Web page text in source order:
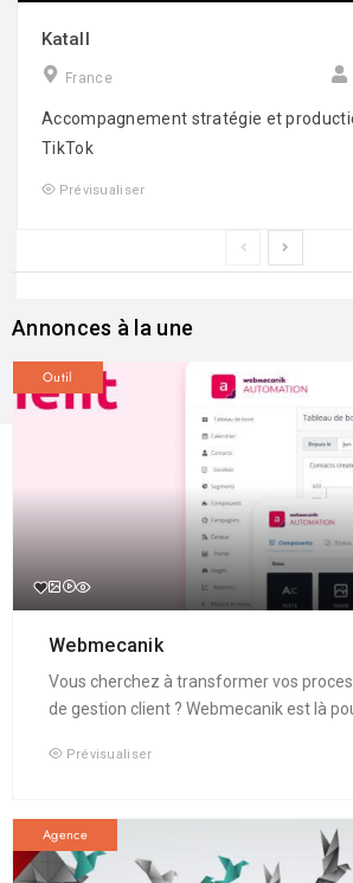
Katall
France
Accompagnement stratégie et
TikTok
Prévisualiser
Annonces à la une
Outil
Webmecanik
Vous cherchez à transformer vos
de gestion client ? Webmecanik est là
Prévisualiser
Agence